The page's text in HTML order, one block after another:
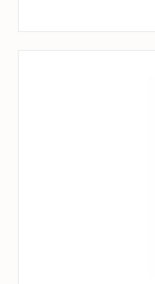
Uitvlugt